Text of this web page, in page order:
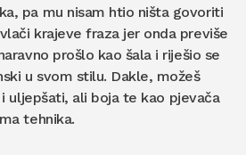
pa mu nisam htio ništa govoriti
krajeve fraza jer onda previše
prošlo kao šala i riješio se
u svom stilu. Dakle, možeš
uljepšati, ali boja te kao pjevača
tehnika.